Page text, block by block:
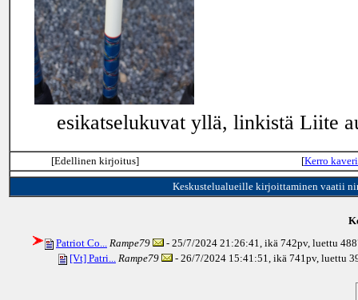
esikatselukuvat yllä, linkistä Liite
[Edellinen kirjoitus] [Kerro
Keskustelualueille kirjoittaminen vaatii
Patriot Co... Rampe79 - 25/7/2024 21:26:41, ikä 742pv, luettu
[Vt] Patri... Rampe79 - 26/7/2024 15:41:51, ikä 741pv, luettu